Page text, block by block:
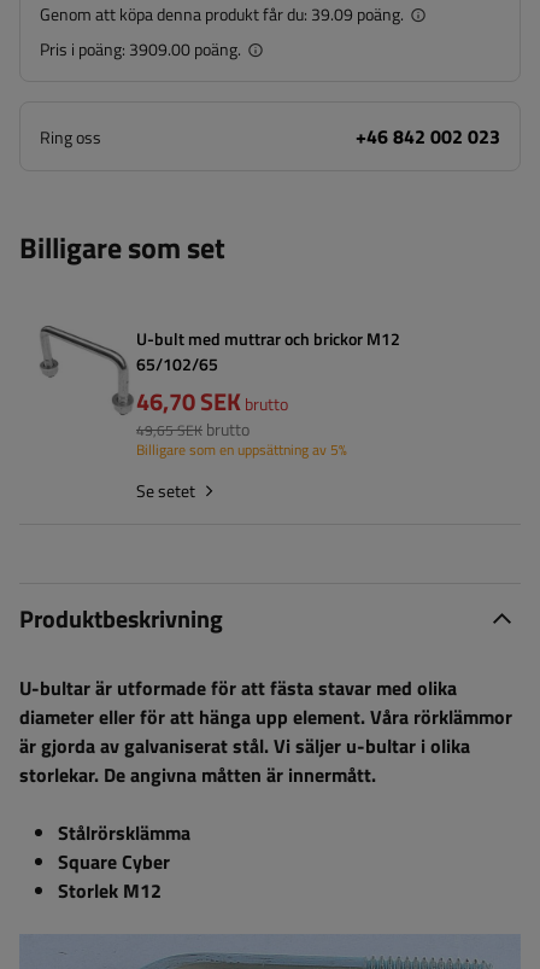
Genom att köpa denna produkt får du: 39.09 poäng.
Pris i poäng: 3909.00 poäng.
Ring oss +46 842 002 023
Billigare som set
U-bult med muttrar och brickor M12
65/102/65
46,70 SEKbrutto
49,65 SEK brutto
Billigare som en uppsättning av 5%
Se setet
Produktbeskrivning
U-bultar är utformade för att fästa stavar med olika
diameter eller för att hänga upp element. Våra rörklämmor
är gjorda av galvaniserat stål. Vi säljer u-bultar i olika
storlekar. De angivna måtten är innermått.
Stålrörsklämma
Square Cyber
Storlek M12